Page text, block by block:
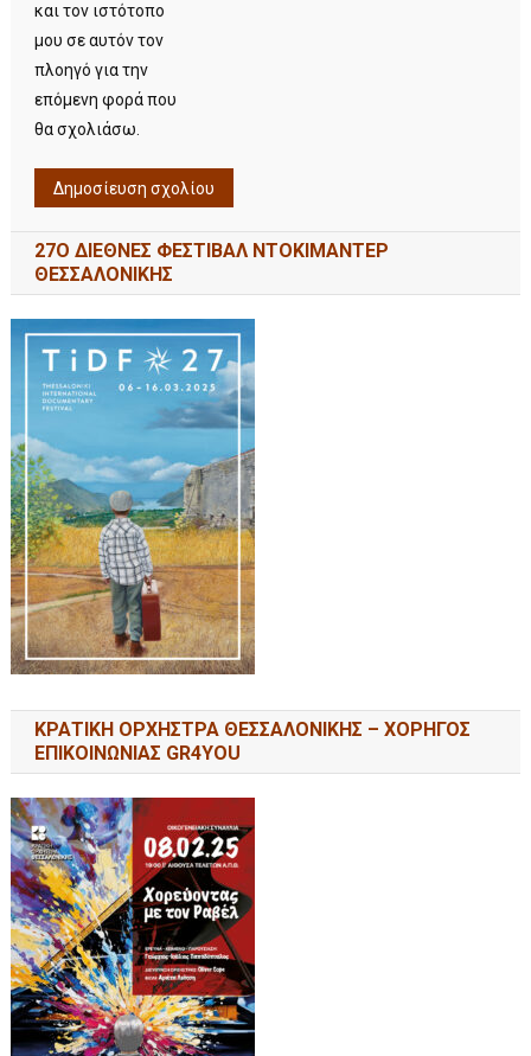
και τον ιστότοπο
μου σε αυτόν τον
πλοηγό για την
επόμενη φορά που
θα σχολιάσω.
27Ο ΔΙΕΘΝΕΣ ΦΕΣΤΙΒΑΛ ΝΤΟΚΙΜΑΝΤΕΡ
ΘΕΣΣΑΛΟΝΙΚΗΣ
ΚΡΑΤΙΚΗ ΟΡΧΗΣΤΡΑ ΘΕΣΣΑΛΟΝΙΚΗΣ – ΧΟΡΗΓΟΣ
ΕΠΙΚΟΙΝΩΝΙΑΣ GR4YOU